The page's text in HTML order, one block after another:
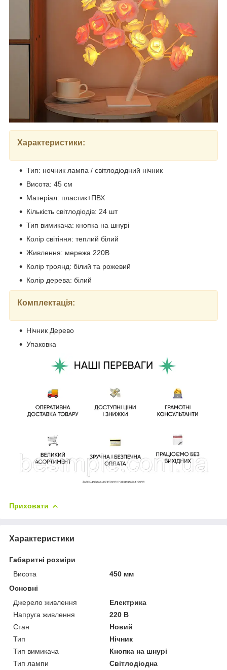
Характеристики:
Тип: ночник лампа / світлодіодний нічник
Висота: 45 см
Матеріал: пластик+ПВХ
Кількість світлодіодів: 24 шт
Тип вимикача: кнопка на шнурі
Колір світіння: теплий білий
Живлення: мережа 220В
Колір троянд: білий та рожевий
Колір дерева: білий
Комплектація:
Нічник Дерево
Упаковка
Приховати
Характеристики
Габаритні розміри
Висота
450 мм
Основні
Джерело живлення
Електрика
Напруга живлення
220 В
Стан
Новий
Тип
Нічник
Тип вимикача
Кнопка на шнурі
Тип лампи
Світлодіодна